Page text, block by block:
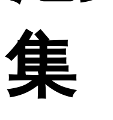
集